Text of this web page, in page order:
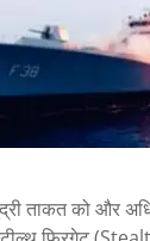
ताकत को और